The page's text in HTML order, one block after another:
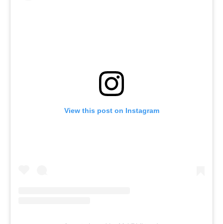
View this post on Instagram